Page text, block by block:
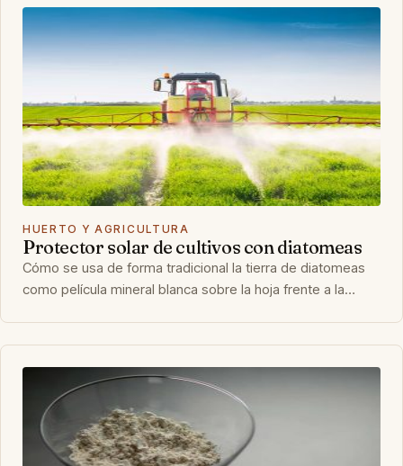
HUERTO Y AGRICULTURA
Protector solar de cultivos con diatomeas
Cómo se usa de forma tradicional la tierra de diatomeas
como película mineral blanca sobre la hoja frente a la…